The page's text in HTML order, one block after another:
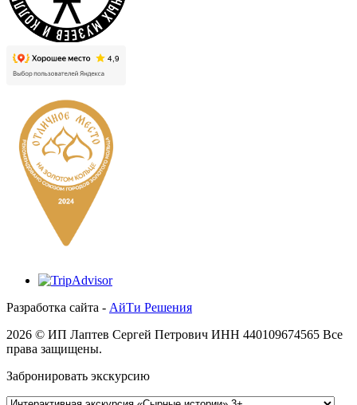
Разработка сайта - АйТи Решения
2026 © ИП Лаптев Сергей Петрович ИНН 440109674565 Все
права защищены.
Забронировать экскурсию